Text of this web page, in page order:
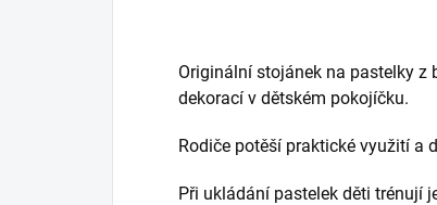
Originální stojánek na pastelky z
dekorací v dětském pokojíčku.
Rodiče potěší praktické využití a
Při ukládání pastelek děti trénují